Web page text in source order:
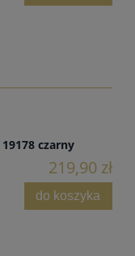
czarny
219,90 zł
do koszyka